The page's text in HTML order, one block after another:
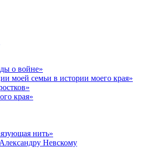
о войне»
моей семьи в истории моего края»
края»
нить»
Невскому